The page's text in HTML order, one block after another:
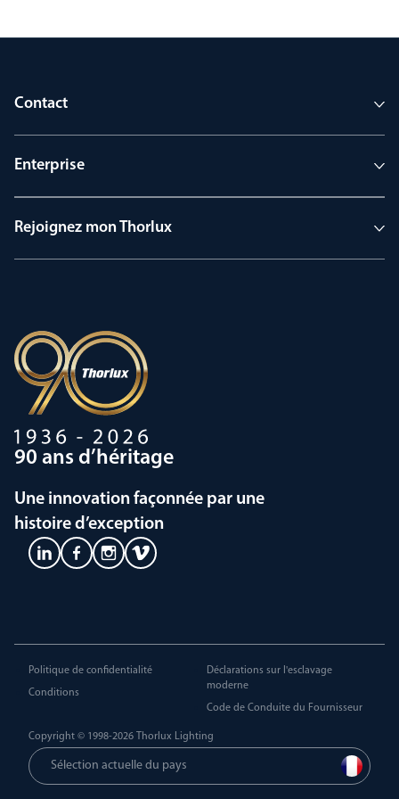
Contact
Enterprise
Rejoignez mon Thorlux
90 ans d’héritage
Une innovation façonnée par une
histoire d’exception
Politique de confidentialité
Conditions
Déclarations sur l'esclavage
moderne
Code de Conduite du Fournisseur
Copyright © 1998-2026 Thorlux Lighting
Sélection actuelle du pays